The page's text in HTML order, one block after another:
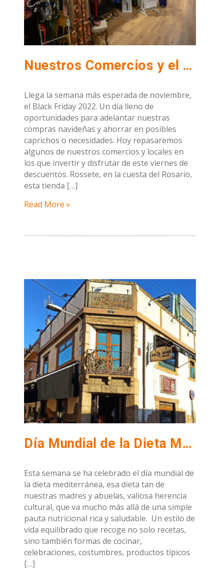
Nuestros Comercios y el Black Friday
Llega la semana más esperada de noviembre,
el Black Friday 2022. Un día lleno de
oportunidades para adelantar nuestras
compras navideñas y ahorrar en posibles
caprichos o necesidades. Hoy repasaremos
algunos de nuestros comercios y locales en
los que invertir y disfrutar de este viernes de
descuentos. Rossete, en la cuesta del Rosario,
esta tienda […]
Read More »
Día Mundial de la Dieta Mediterránea
Esta semana se ha celebrado el día mundial de
la dieta mediterránea, esa dieta tan de
nuestras madres y abuelas, valiosa herencia
cultural, que va mucho más allá de una simple
pauta nutricional rica y saludable. Un estilo de
vida equilibrado que recoge no solo recetas,
sino también formas de cocinar,
celebraciones, costumbres, productos típicos
[…]